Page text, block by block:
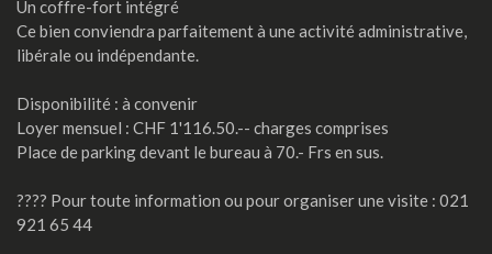
Un coffre-fort intégré
Ce bien conviendra parfaitement à une activité administrative,
libérale ou indépendante.
Disponibilité : à convenir
Loyer mensuel : CHF 1'116.50.-- charges comprises
Place de parking devant le bureau à 70.- Frs en sus.
???? Pour toute information ou pour organiser une visite : 021
921 65 44